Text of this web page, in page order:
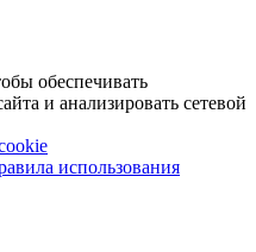
обеспечивать
и анализировать сетевой
использования